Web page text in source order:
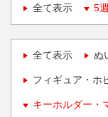
全て表示
5週
全て表示 ぬ
フィギュア・ホ
キーホルダー・